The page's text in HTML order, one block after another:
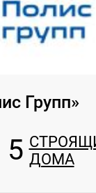
Групп»
5 ДОМА